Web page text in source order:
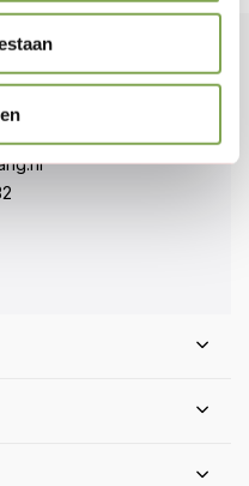
vragen